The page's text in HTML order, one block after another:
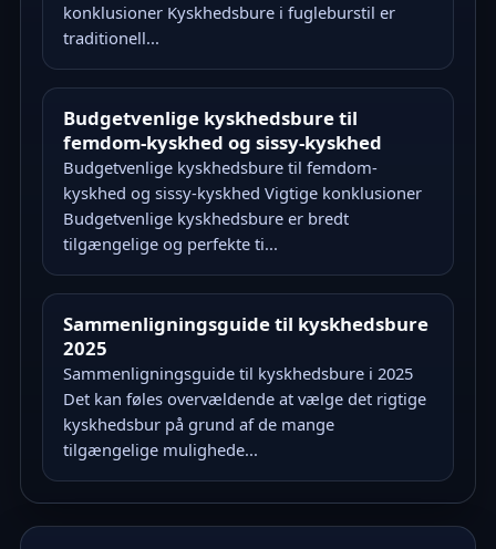
konklusioner Kyskhedsbure i fugleburstil er
traditionell...
Budgetvenlige kyskhedsbure til
femdom-kyskhed og sissy-kyskhed
Budgetvenlige kyskhedsbure til femdom-
kyskhed og sissy-kyskhed Vigtige konklusioner
Budgetvenlige kyskhedsbure er bredt
tilgængelige og perfekte ti...
Sammenligningsguide til kyskhedsbure
2025
Sammenligningsguide til kyskhedsbure i 2025
Det kan føles overvældende at vælge det rigtige
kyskhedsbur på grund af de mange
tilgængelige mulighede...